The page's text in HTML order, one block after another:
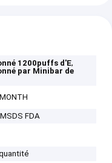
1200puffs d'E,
par Minibar de
FDA